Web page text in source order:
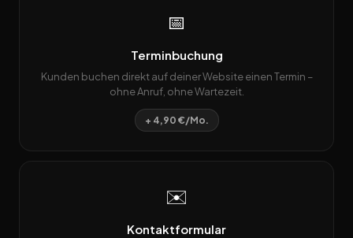
📅
Terminbuchung
Kunden buchen direkt auf deiner Website einen Termin –
ohne Anruf, ohne Wartezeit.
+ 4,90 €/Mo.
✉️
Kontaktformular